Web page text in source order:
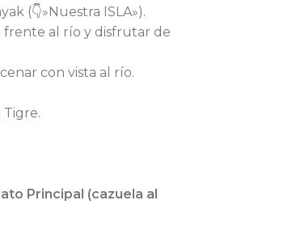
(👇»Nuestra ISLA»).
frente al río y disfrutar de
con vista al río.
Principal (cazuela al